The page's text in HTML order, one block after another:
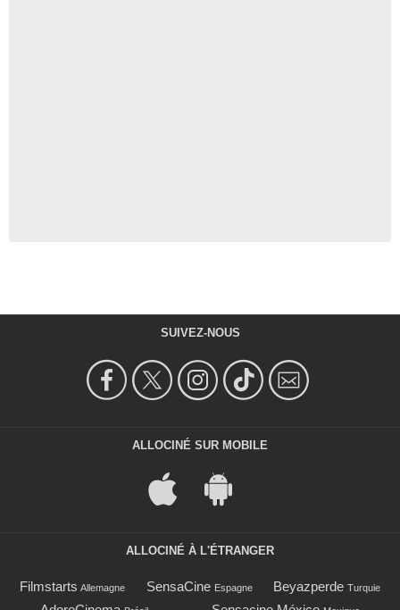
SUIVEZ-NOUS
ALLOCINÉ SUR MOBILE
ALLOCINÉ À L'ÉTRANGER
Filmstarts Allemagne SensaCine Espagne Beyazperde Turquie